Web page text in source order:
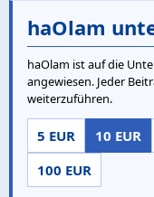
haOlam
haOlam ist auf die
angewiesen. Jeder
weiterzuführen.
5 EUR 10 EUR
100 EUR